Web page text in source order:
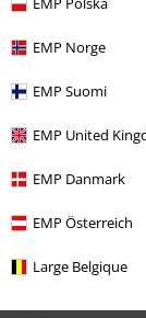
EMP Norge
EMP Suomi
EMP United
EMP Danmark
EMP Österreich
Large Belgique
KPI
kr 289,00
skjorte